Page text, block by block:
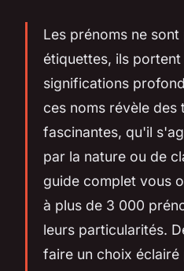
Les prénoms ne
étiquettes, ils
significations
ces noms révèle des
fascinantes, qu'il
par la nature ou de
guide complet vous
à plus de 3 000
leurs particularités.
faire un choix